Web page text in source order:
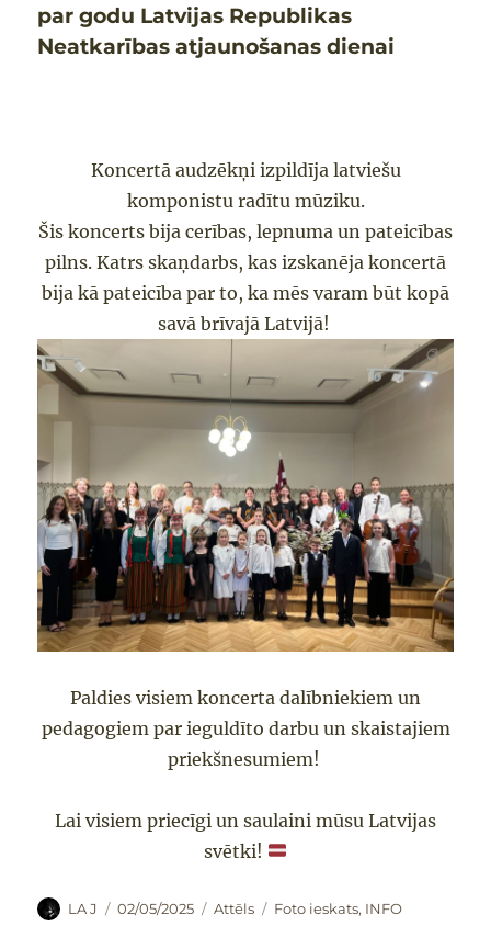
par godu Latvijas Republikas
Neatkarības atjaunošanas dienai
Koncertā audzēkņi izpildīja latviešu
komponistu radītu mūziku.
Šis koncerts bija cerības, lepnuma un pateicības
pilns. Katrs skaņdarbs, kas izskanēja koncertā
bija kā pateicība par to, ka mēs varam būt kopā
savā brīvajā Latvijā!
Paldies visiem koncerta dalībniekiem un
pedagogiem par ieguldīto darbu un skaistajiem
priekšnesumiem!
Lai visiem priecīgi un saulaini mūsu Latvijas
svētki!
Autors
LA J Publicēts
02/05/2025 Formāts
Attēls Kategorijas
Foto ieskats, INFO